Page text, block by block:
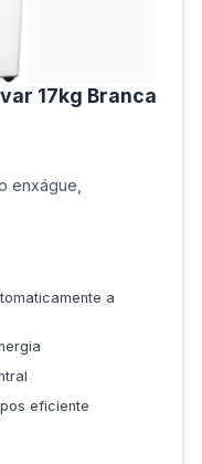
17kg Branca
enxágue,
a
eficiente